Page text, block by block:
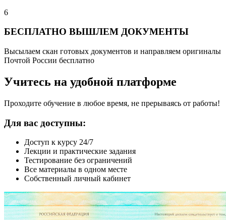
6
БЕСПЛАТНО ВЫШЛЕМ ДОКУМЕНТЫ
Высылаем скан готовых документов и направляем оригиналы
Почтой России бесплатно
Учитесь на удобной платформе
Проходите обучение в любое время, не прерываясь от работы!
Для вас доступны:
Доступ к курсу 24/7
Лекции и практические задания
Тестирование без ограничений
Все материалы в одном месте
Собственный личный кабинет